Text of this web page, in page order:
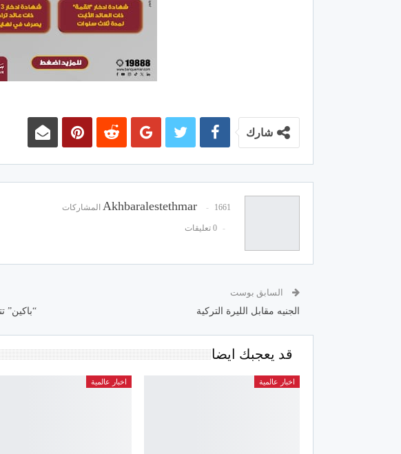
شارك
Akhbaralestethmar 1661 المشاركات
0 تعليقات
السابق بوست
الجنيه مقابل الليرة التركية
“باكين”
قد يعجبك ايضا
اخبار عالمية اخبار عالمية